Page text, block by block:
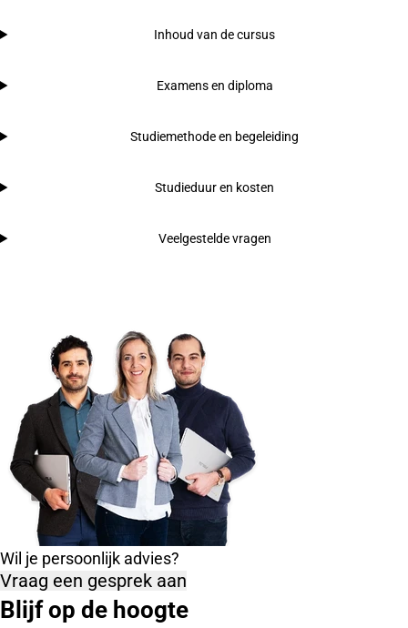
Inhoud van de cursus
Examens en diploma
Studiemethode en begeleiding
Studieduur en kosten
Veelgestelde vragen
Wil je persoonlijk advies?
Vraag een gesprek aan
Blijf op de hoogte